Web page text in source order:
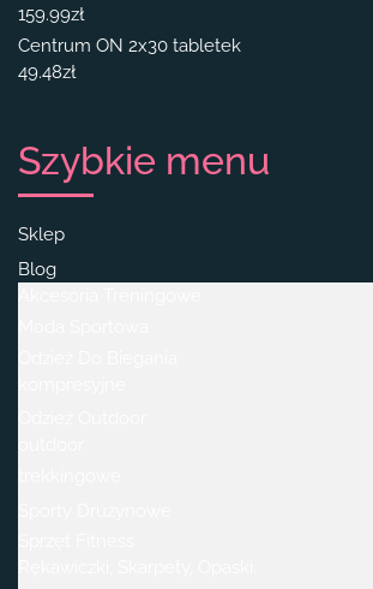
159.99zł
Centrum ON 2x30 tabletek
49.48zł
Szybkie menu
Sklep
Blog